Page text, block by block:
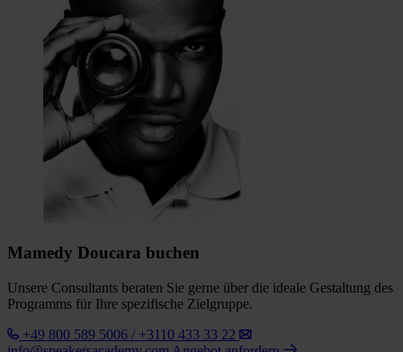
Mamedy Doucara buchen
Unsere Consultants beraten Sie gerne über die ideale Gestaltung des
Programms für Ihre spezifische Zielgruppe.
+49 800 589 5006 / +3110 433 33 22